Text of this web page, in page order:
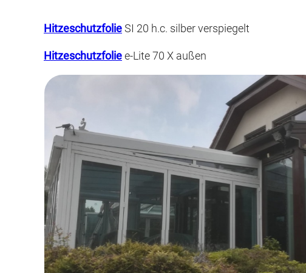
HitzeschutzfolieSI 20 h.c. silber verspiegelt
Hitzeschutzfoliee-Lite 70 X außen